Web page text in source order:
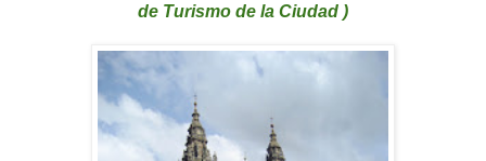
de Turismo de la Ciudad )